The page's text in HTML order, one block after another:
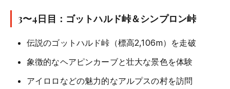
3〜4日目：ゴットハルド峠＆シンプロン峠
伝説のゴットハルド峠（標高2,106m）を走破
象徴的なヘアピンカーブと壮大な景色を体験
アイロロなどの魅力的なアルプスの村を訪問